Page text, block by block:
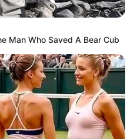
Man Who Saved A Bear Cub